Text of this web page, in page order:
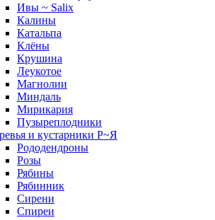
Ивы ~ Salix
Калины
Катальпа
Клёны
Крушина
Леукотое
Магнолии
Миндаль
Мирикария
Пузыреплодники
и кустарники Р~Я
Рододендроны
Розы
Рябины
Рябинник
Сирени
Спиреи